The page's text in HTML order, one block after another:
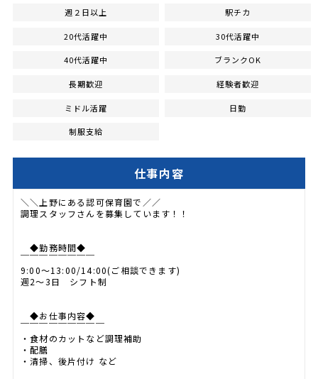
週２日以上 駅チカ
20代活躍中 30代活躍中
40代活躍中 ブランクOK
長期歓迎 経験者歓迎
ミドル活躍 日勤
制服支給
仕事内容
＼＼上野にある認可保育園で／／
調理スタッフさんを募集しています！！
◆勤務時間◆
￣￣￣￣￣￣￣￣
9:00～13:00/14:00(ご相談できます)
週2～3日 シフト制
◆お仕事内容◆
￣￣￣￣￣￣￣￣￣
・食材のカットなど調理補助
・配膳
・清掃、後片付け など